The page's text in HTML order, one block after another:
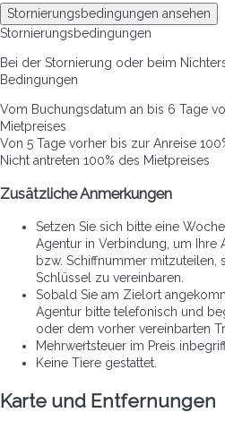
Stornierungsbedingungen ansehen
Stornierungsbedingungen
Bei der Stornierung oder beim
Bedingungen
Vom Buchungsdatum an bis 6 Tage
Mietpreises
Von 5 Tage vorher bis zur Anreise
Nicht antreten 100% des Mietpreises
Zusätzliche Anmerkungen
Setzen Sie sich bitte eine
Agentur in Verbindung, um Ihre
bzw. Schiffnummer
Schlüssel zu vereinbaren.
Sobald Sie am Zielort
Agentur bitte telefonisch und
oder dem vorher vereinbarten
Mehrwertsteuer im Preis
Keine Tiere gestattet.
Karte und Entfernungen